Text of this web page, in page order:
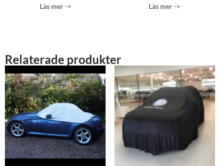
av 5
Läs mer ->
av 5
Läs mer ->
Relaterade produkter